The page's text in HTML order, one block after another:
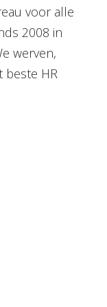
voor alle
2008 in
werven,
HR